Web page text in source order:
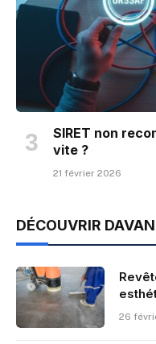
SIRET non
vite ?
21 février 2026
DÉCOUVRIR
26